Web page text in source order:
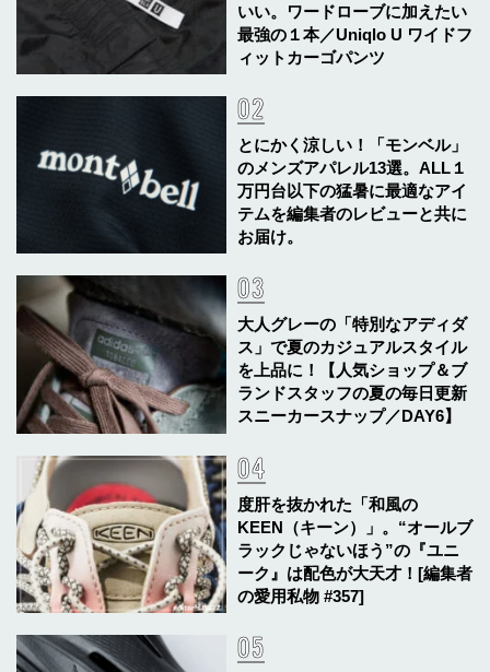
いい。ワードローブに加えたい
最強の１本／Uniqlo U ワイドフ
ィットカーゴパンツ
とにかく涼しい！「モンベル」
のメンズアパレル13選。ALL１
万円台以下の猛暑に最適なアイ
テムを編集者のレビューと共に
お届け。
大人グレーの「特別なアディダ
ス」で夏のカジュアルスタイル
を上品に！【人気ショップ＆ブ
ランドスタッフの夏の毎日更新
スニーカースナップ／DAY6】
度肝を抜かれた「和風の
KEEN（キーン）」。“オールブ
ラックじゃないほう”の『ユニ
ーク』は配色が大天才！[編集者
の愛用私物 #357]